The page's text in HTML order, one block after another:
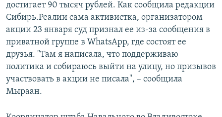
достигает 90 тысяч рублей. Как сообщила редакции
Сибирь.Реалии сама активистка, организатором
акции 23 января суд признал ее из-за сообщения в
приватной группе в WhatsApp, где состоят ее
друзья. "Там я написала, что поддерживаю
политика и собираюсь выйти на улицу, но призывов
участвовать в акции не писала", – сообщила
Мыраан.